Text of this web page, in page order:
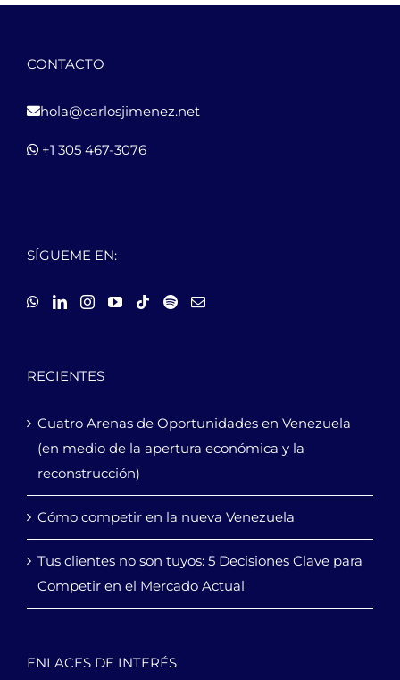
CONTACTO
hola@carlosjimenez.net
+1 305 467-3076
SÍGUEME EN:
RECIENTES
Cuatro Arenas de Oportunidades en Venezuela
(en medio de la apertura económica y la
reconstrucción)
Cómo competir en la nueva Venezuela
Tus clientes no son tuyos: 5 Decisiones Clave para
Competir en el Mercado Actual
ENLACES DE INTERÉS